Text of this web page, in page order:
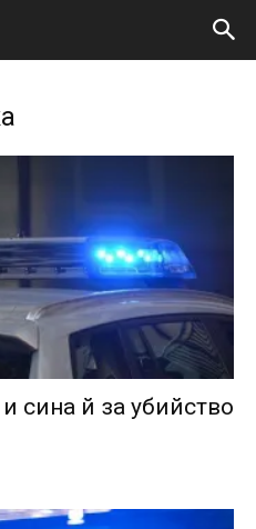
сина й за убийство